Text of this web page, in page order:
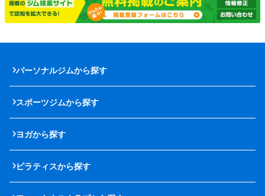
パーソナルジムから探す
スポーツジムから探す
ヨガから探す
ピラティスから探す